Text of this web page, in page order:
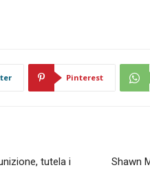
Pinterest
tutela i
Shawn